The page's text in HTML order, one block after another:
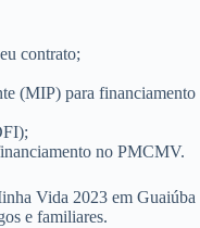
contrato;
(MIP) para financiamento
no PMCMV.
Vida 2023 em Guaiúba
e familiares.